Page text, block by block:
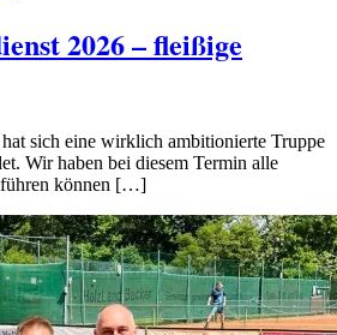
2026 – fleißige
sich eine wirklich ambitionierte Truppe
Wir haben bei diesem Termin alle
können […]